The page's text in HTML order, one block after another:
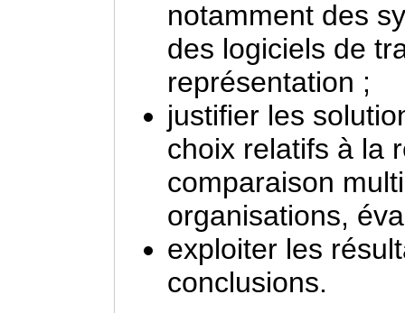
notamment des
des logiciels de
représentation ;
justifier les
choix relatifs à la
comparaison
organisations,
exploiter les
conclusions.